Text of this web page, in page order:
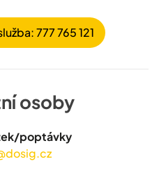
777 765 121
osoby
poptávky